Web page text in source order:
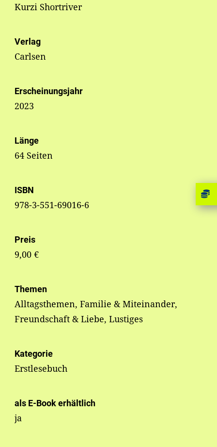
Kurzi Shortriver
Verlag
Carlsen
Erscheinungsjahr
2023
Länge
64 Seiten
ISBN
978-3-551-69016-6
Preis
9,00 €
Themen
Alltagsthemen, Familie & Miteinander,
Freundschaft & Liebe, Lustiges
Kategorie
Erstlesebuch
als E-Book erhältlich
ja